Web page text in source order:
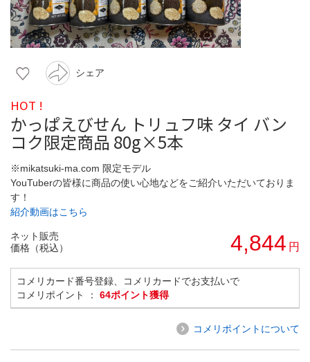
シェア
HOT !
かっぱえびせん トリュフ味 タイ バン
コク限定商品 80g×5本
※mikatsuki-ma.com 限定モデル
YouTuberの皆様に商品の使い心地などをご紹介いただいておりま
す！
紹介動画はこちら
ネット販売
価格（税込）
4,844 円
コメリカード番号登録、コメリカードでお支払いで
コメリポイント ： 64ポイント獲得
コメリポイントについて